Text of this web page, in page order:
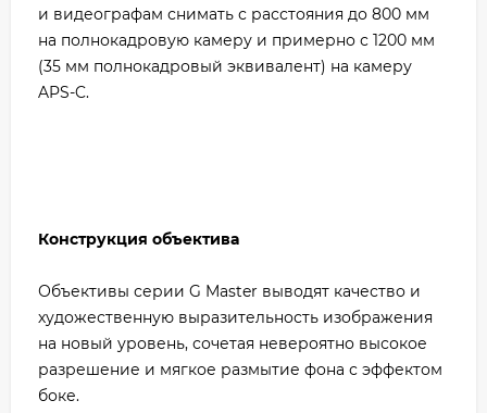
и видеографам снимать с расстояния до 800 мм
на полнокадровую камеру и примерно с 1200 мм
(35 мм полнокадровый эквивалент) на камеру
APS-C.
Конструкция объектива
Объективы серии G Master выводят качество и
художественную выразительность изображения
на новый уровень, сочетая невероятно высокое
разрешение и мягкое размытие фона с эффектом
боке.